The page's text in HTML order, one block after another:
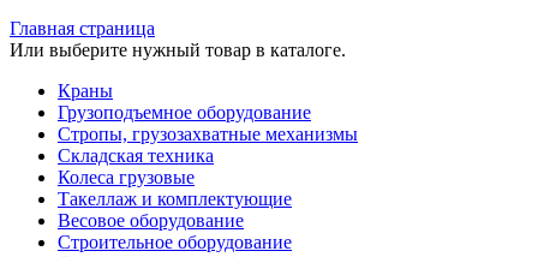
Главная страница
Или выберите нужный товар в каталоге.
Краны
Грузоподъемное оборудование
Стропы, грузозахватные механизмы
Складская техника
Колеса грузовые
Такеллаж и комплектующие
Весовое оборудование
Строительное оборудование